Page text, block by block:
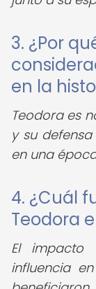
3. ¿Por
en la
Teodora es
y su
en una
4. ¿Cuál
Teodora
El impacto
influencia